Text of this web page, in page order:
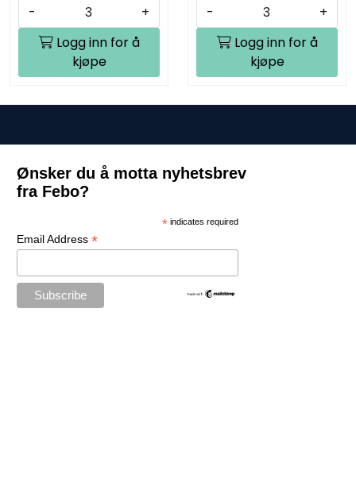
-
+
Logg inn for å
kjøpe
-
+
Logg inn for å
kjøpe
Ønsker du å motta nyhetsbrev
fra Febo?
* indicates required
Email Address *